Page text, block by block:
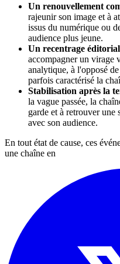
Un renouvellement
rajeunir son image et à
issus du numérique ou
audience plus jeune.
Un recentrage éditorial
accompagner un virage
analytique, à l'opposé
parfois caractérisé la
Stabilisation après la
la vague passée, la
garde et à retrouver
avec son audience.
En tout état de cause, ces
une chaîne en